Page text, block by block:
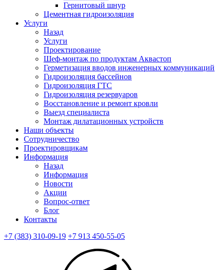
Гернитовый шнур
Цементная гидроизоляция
Услуги
Назад
Услуги
Проектирование
Шеф-монтаж по продуктам Аквастоп
Герметизация вводов инженерных коммуникаций
Гидроизоляция бассейнов
Гидроизоляция ГТС
Гидроизоляция резервуаров
Восстановление и ремонт кровли
Выезд специалиста
Монтаж дилатационных устройств
Наши объекты
Сотрудничество
Проектировщикам
Информация
Назад
Информация
Новости
Акции
Вопрос-ответ
Блог
Контакты
+7 (383) 310-09-19 +7 913 450-55-05